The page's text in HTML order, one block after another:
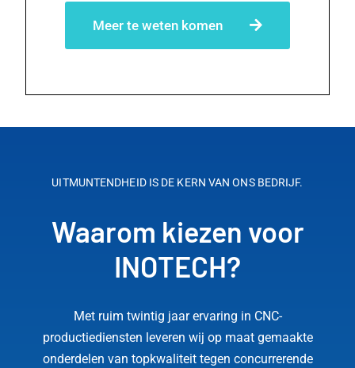
Meer te weten komen
UITMUNTENDHEID IS DE KERN VAN ONS BEDRIJF.
Waarom kiezen voor
INOTECH?
Met ruim twintig jaar ervaring in CNC-
productiediensten leveren wij op maat gemaakte
onderdelen van topkwaliteit tegen concurrerende